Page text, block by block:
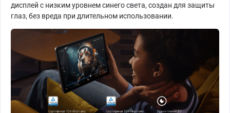
дисплей с низким уровнем синего света, создан для защиты
глаз, без вреда при длительном использовании.